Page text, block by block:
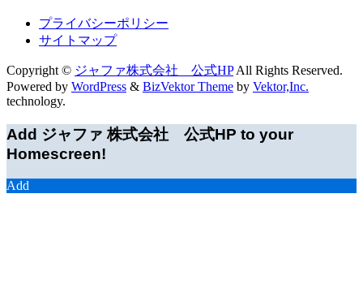
プライバシーポリシー
サイトマップ
Copyright © ジャファ株式会社 公式HPAll Rights Reserved.
Powered by WordPress & BizVektor Theme by Vektor,Inc.
technology.
Add ジャファ 株式会社 公式HP to your
Homescreen!
Add